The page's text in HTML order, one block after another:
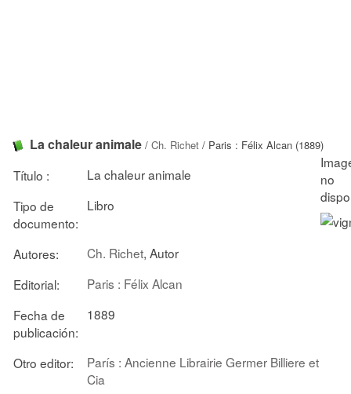
La chaleur animale / Ch. Richet / Paris : Félix Alcan (1889)
Título :
La chaleur animale
Tipo de
documento:
Libro
Autores: Ch. Richet, Autor
Editorial:
Paris : Félix Alcan
Fecha de
publicación:
1889
Otro editor:
París : Ancienne Librairie Germer Billiere et
Cia